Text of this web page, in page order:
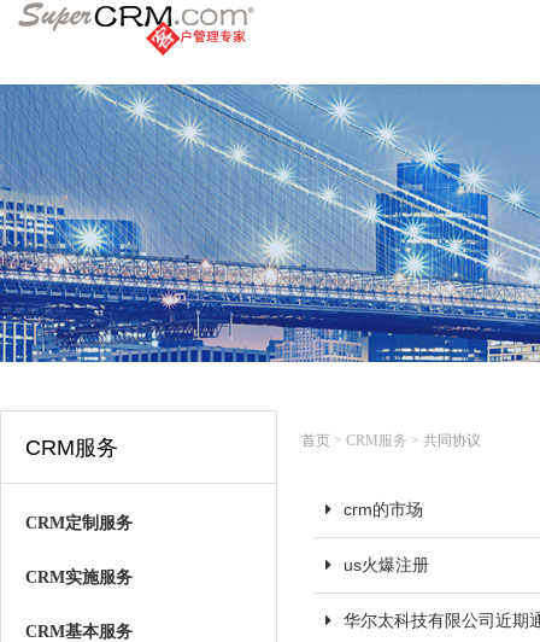
CRM服务
CRM定制服务
CRM实施服务
CRM基本服务
首页 > CRM服务 > 共同协议
crm的市场
us火爆注册
华尔太科技有限公司近期